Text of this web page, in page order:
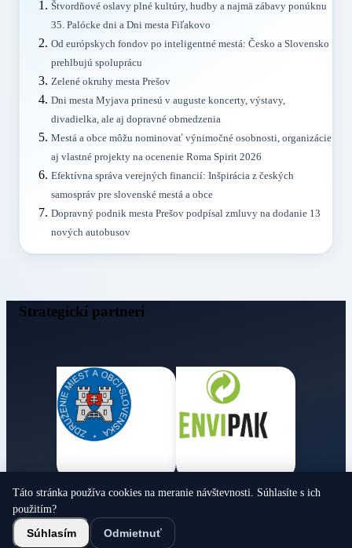
Štvordňové oslavy plné kultúry, hudby a najmä zábavy ponúknu
35. Palócke dni a Dni mesta Fiľakovo
Od európskych fondov po inteligentné mestá: Česko a Slovensko
prehlbujú spoluprácu
Zelené okruhy mesta Prešov
Dni mesta Myjava prinesú v auguste koncerty, výstavy,
divadielka, ale aj dopravné obmedzenia
Mestá a obce môžu nominovať výnimočné osobnosti, organizácie
aj vlastné projekty na ocenenie Roma Spirit 2026
Efektívna správa verejných financií: Inšpirácia z českých
samospráv pre slovenské mestá a obce
Dopravný podnik mesta Prešov podpísal zmluvy na dodanie 13
nových autobusov
Strategickí partneri
Obecné noviny
© 2026 Všetky práva vyhradené
Táto stránka používa cookies na meranie návštevnosti. Súhlasíte s ich
použitím?
Súhlasím Odmietnuť